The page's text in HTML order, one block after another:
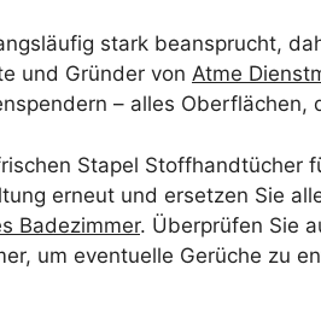
stark beansprucht,
und Gründer von Atme
– alles Oberflächen,
Stapel Stoffhandtücher
erneut und ersetzen Sie
Badezimmer. Überprüfen Sie
um eventuelle Gerüche zu